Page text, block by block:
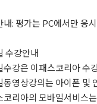
: 평가는 PC에서만 응
수강안내
강은 이패스코리아 수
영상강의는 아이폰 및
리아의 모바일서비스